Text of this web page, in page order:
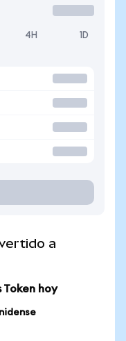
4H 1D
a
Token hoy